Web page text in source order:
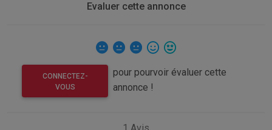
Evaluer cette annonce
CONNECTEZ-
VOUS
pour pourvoir évaluer cette
annonce !